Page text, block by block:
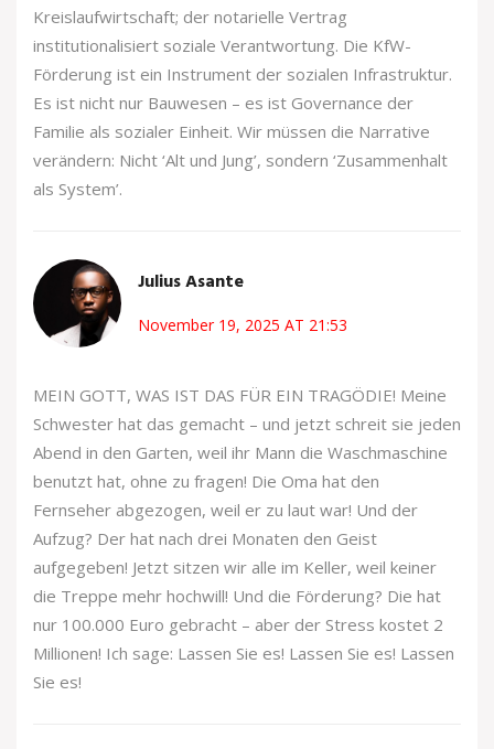
Kreislaufwirtschaft; der notarielle Vertrag
institutionalisiert soziale Verantwortung. Die KfW-
Förderung ist ein Instrument der sozialen Infrastruktur.
Es ist nicht nur Bauwesen – es ist Governance der
Familie als sozialer Einheit. Wir müssen die Narrative
verändern: Nicht ‘Alt und Jung’, sondern ‘Zusammenhalt
als System’.
Julius Asante
November 19, 2025 AT 21:53
MEIN GOTT, WAS IST DAS FÜR EIN TRAGÖDIE! Meine
Schwester hat das gemacht – und jetzt schreit sie jeden
Abend in den Garten, weil ihr Mann die Waschmaschine
benutzt hat, ohne zu fragen! Die Oma hat den
Fernseher abgezogen, weil er zu laut war! Und der
Aufzug? Der hat nach drei Monaten den Geist
aufgegeben! Jetzt sitzen wir alle im Keller, weil keiner
die Treppe mehr hochwill! Und die Förderung? Die hat
nur 100.000 Euro gebracht – aber der Stress kostet 2
Millionen! Ich sage: Lassen Sie es! Lassen Sie es! Lassen
Sie es!